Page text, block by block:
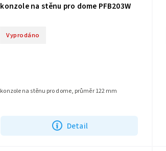
konzole na stěnu pro dome PFB203W
Vyprodáno
Detail
konzole na stěnu pro dome, průměr 122 mm